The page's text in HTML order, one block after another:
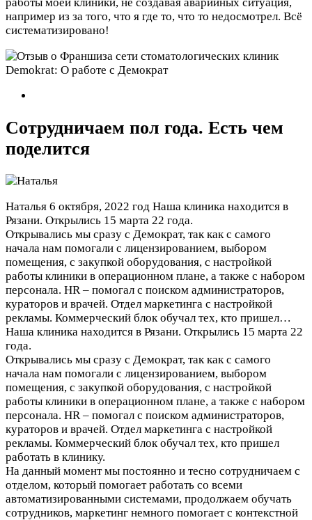
например из за того, что я где то, что то недосмотрел. Всё
систематизировано!
Сотрудничаем пол года. Есть чем
поделится
Наталья 6 октября, 2022 год Наша клиника находится в
Рязани. Открылись 15 марта 22 года.
Открывались мы сразу с Демократ, так как с самого
начала нам помогали с лицензированием, выбором
помещения, с закупкой оборудования, с настройкой
работы клиники в операционном плане, а также с набором
персонала. HR – помогал с поиском администраторов,
кураторов и врачей. Отдел маркетинга с настройкой
рекламы. Коммерческий блок обучал тех, кто пришел…
Наша клиника находится в Рязани. Открылись 15 марта 22
года.
Открывались мы сразу с Демократ, так как с самого
начала нам помогали с лицензированием, выбором
помещения, с закупкой оборудования, с настройкой
работы клиники в операционном плане, а также с набором
персонала. HR – помогал с поиском администраторов,
кураторов и врачей. Отдел маркетинга с настройкой
рекламы. Коммерческий блок обучал тех, кто пришел
работать в клинику.
На данный момент мы постоянно и тесно сотрудничаем с
отделом, который помогает работать со всеми
автоматизированными системами, продолжаем обучать
сотрудников, маркетинг немного помогает с контекстной